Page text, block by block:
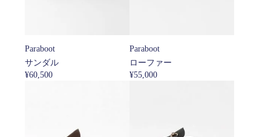
Paraboot
サンダル
¥60,500
Paraboot
ローファー
¥55,000